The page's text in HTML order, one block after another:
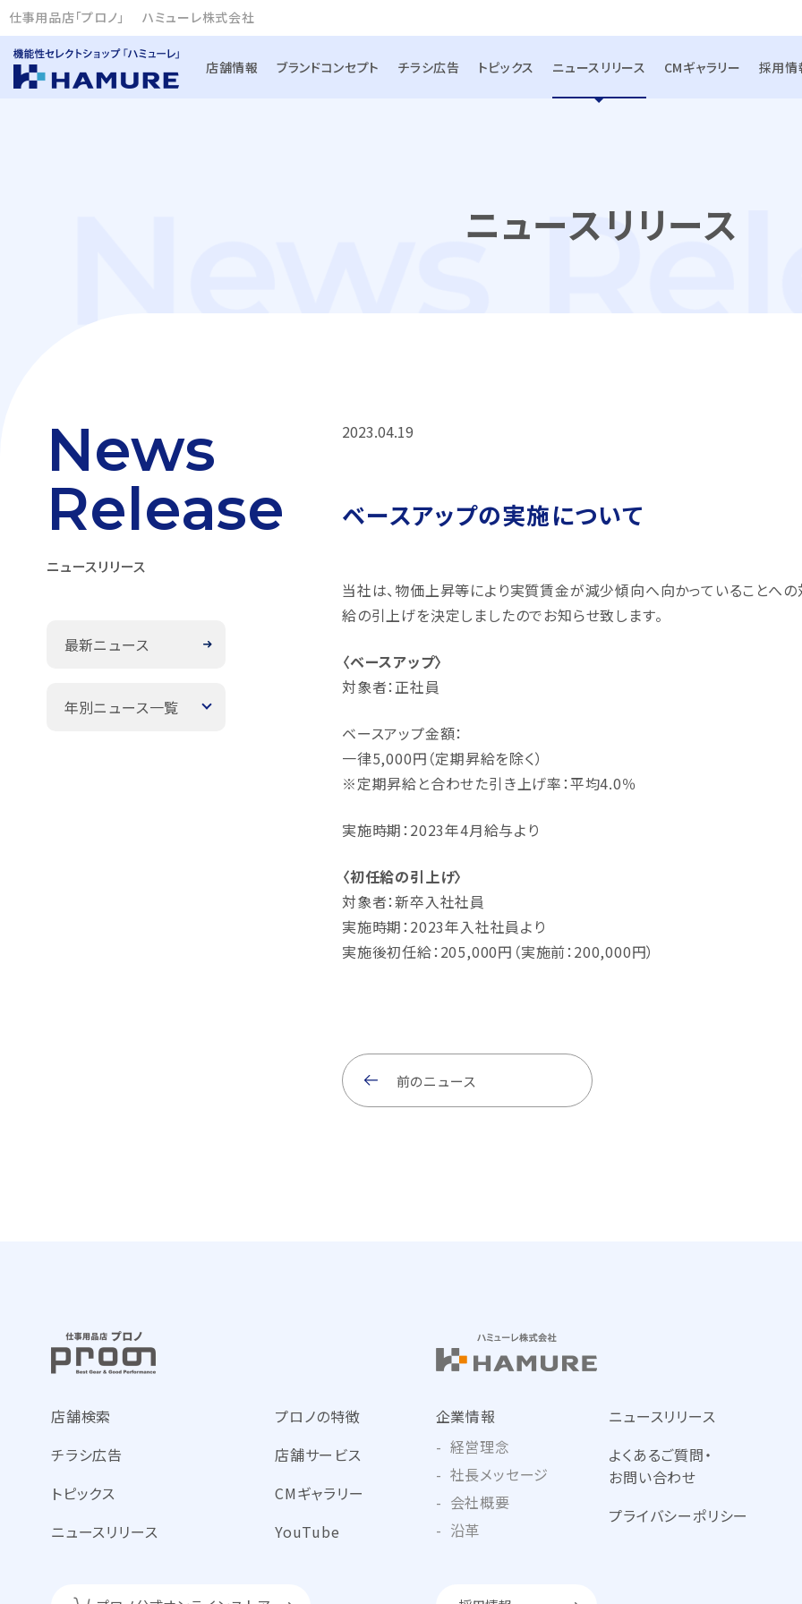
仕事用品店「プロノ」 ハミューレ株式会社
店舗情報 ブランドコンセプト チラシ広告 トピックス ニュースリリース CMギャラリー 採用情
ニュースリリース
ニュースリリース
News
Release
最新ニュース
年別ニュース一覧
2023.04.19
ベースアップの実施について
当社は、物価上昇等により実質賃金が減少傾向へ向かっていることへの
給の引上げを決定しましたのでお知らせ致します。
〈ベースアップ〉
対象者：正社員
ベースアップ金額：
一律5,000円（定期昇給を除く）
※定期昇給と合わせた引き上げ率：平均4.0％
実施時期：2023年4月給与より
〈初任給の引上げ〉
対象者：新卒入社社員
実施時期：2023年入社社員より
実施後初任給：205,000円（実施前：200,000円）
前のニュース
店舗検索
チラシ広告
トピックス
ニュースリリース
プロノの特徴
店舗サービス
CMギャラリー
YouTube
企業情報
経営理念
社長メッセージ
会社概要
沿革
ニュースリリース
よくあるご質問・
お問い合わせ
プライバシーポリシー